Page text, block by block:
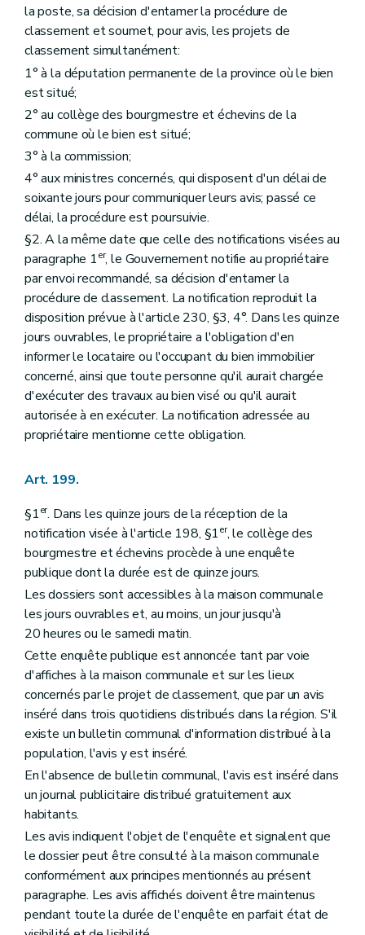
la poste, sa décision d'entamer la procédure de
classement et soumet, pour avis, les projets de
classement simultanément:
1° à la députation permanente de la province où le bien
est situé;
2° au collège des bourgmestre et échevins de la
commune où le bien est situé;
3° à la commission;
4° aux ministres concernés, qui disposent d'un délai de
soixante jours pour communiquer leurs avis; passé ce
délai, la procédure est poursuivie.
§2. A la même date que celle des notifications visées au
paragraphe 1er, le Gouvernement notifie au propriétaire
par envoi recommandé, sa décision d'entamer la
procédure de classement. La notification reproduit la
disposition prévue à l'article 230, §3, 4°. Dans les quinze
jours ouvrables, le propriétaire a l'obligation d'en
informer le locataire ou l'occupant du bien immobilier
concerné, ainsi que toute personne qu'il aurait chargée
d'exécuter des travaux au bien visé ou qu'il aurait
autorisée à en exécuter. La notification adressée au
propriétaire mentionne cette obligation.
Art. 199.
§1er. Dans les quinze jours de la réception de la
notification visée à l'article 198, §1er, le collège des
bourgmestre et échevins procède à une enquête
publique dont la durée est de quinze jours.
Les dossiers sont accessibles à la maison communale
les jours ouvrables et, au moins, un jour jusqu'à
20 heures ou le samedi matin.
Cette enquête publique est annoncée tant par voie
d'affiches à la maison communale et sur les lieux
concernés par le projet de classement, que par un avis
inséré dans trois quotidiens distribués dans la région. S'il
existe un bulletin communal d'information distribué à la
population, l'avis y est inséré.
En l'absence de bulletin communal, l'avis est inséré dans
un journal publicitaire distribué gratuitement aux
habitants.
Les avis indiquent l'objet de l'enquête et signalent que
le dossier peut être consulté à la maison communale
conformément aux principes mentionnés au présent
paragraphe. Les avis affichés doivent être maintenus
pendant toute la durée de l'enquête en parfait état de